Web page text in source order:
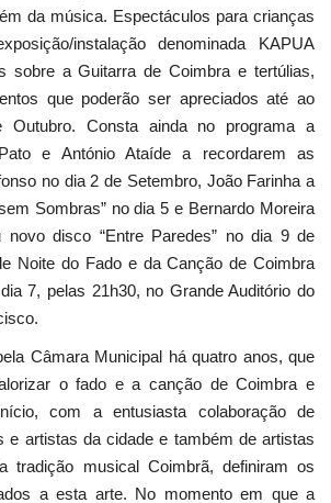
da música. Espectáculos para crianças
instalação denominada KAPUA
sobre a Guitarra de Coimbra e tertúlias,
que poderão ser apreciados até ao
Outubro. Consta ainda no programa a
e António Ataíde a recordarem as
no dia 2 de Setembro, João Farinha a
Sombras” no dia 5 e Bernardo Moreira
disco “Entre Paredes” no dia 9 de
Noite do Fado e da Canção de Coimbra
7, pelas 21h30, no Grande Auditório do
Câmara Municipal há quatro anos, que
o fado e a canção de Coimbra e
com a entusiasta colaboração de
e artistas da cidade e também de artistas
tradição musical Coimbrã, definiram os
a esta arte. No momento em que a